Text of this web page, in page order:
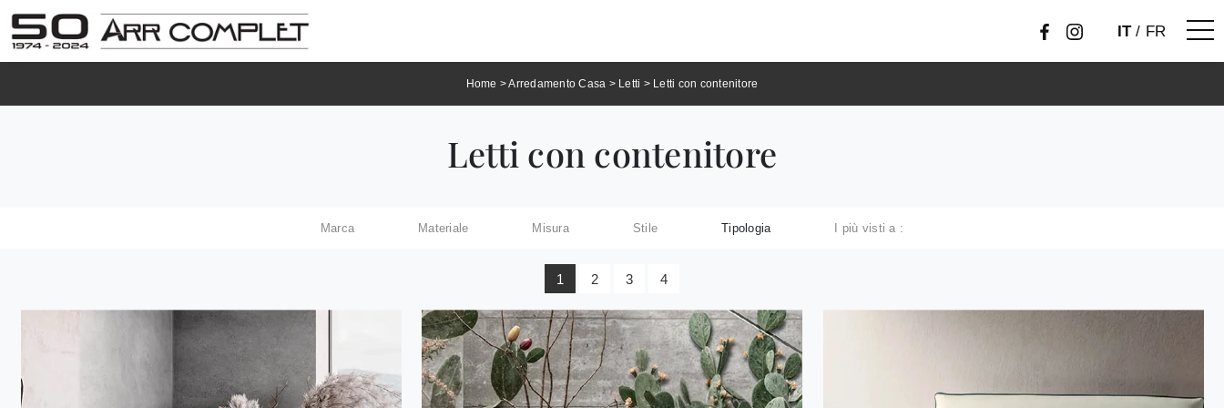
IT/ FR
Home >Arredamento Casa > Letti > Letti con contenitore
Letti con contenitore
Marca Materiale Misura Stile Tipologia I più visti a :
1 2 3 4